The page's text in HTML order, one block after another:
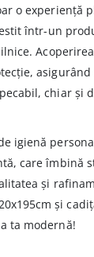
o experiență
într-un
chiar și
igienă
care îmbină
și
și
ta modernă!